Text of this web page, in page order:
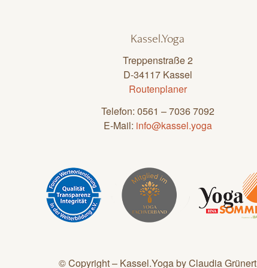
Kassel.Yoga
Treppenstraße 2
D-34117 Kassel
Routenplaner
Telefon: 0561 – 7036 7092
E-Mail: info@kassel.yoga
© Copyright – Kassel.Yoga by Claudia Grünert